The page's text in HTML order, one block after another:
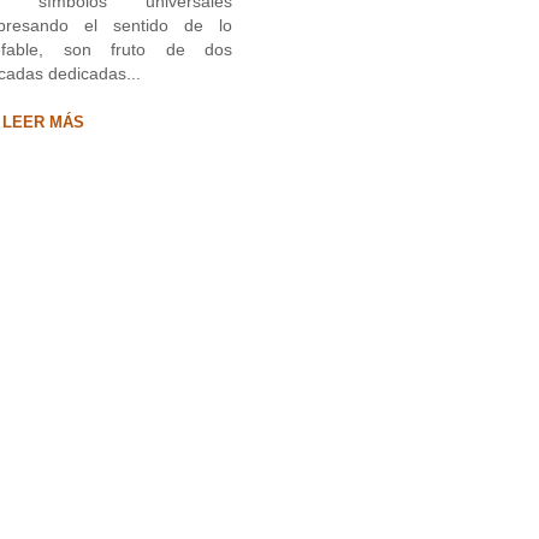
el sentido de lo
son fruto de dos
dedicadas...
LEER MÁS